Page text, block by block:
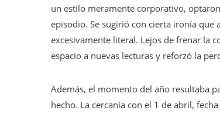
un estilo meramente corporativo,
episodio. Se sugirió con cierta ironía que
excesivamente literal. Lejos de frenar la
espacio a nuevas lecturas y reforzó la
Además, el momento del año resultaba
hecho. La cercanía con el 1 de abril,